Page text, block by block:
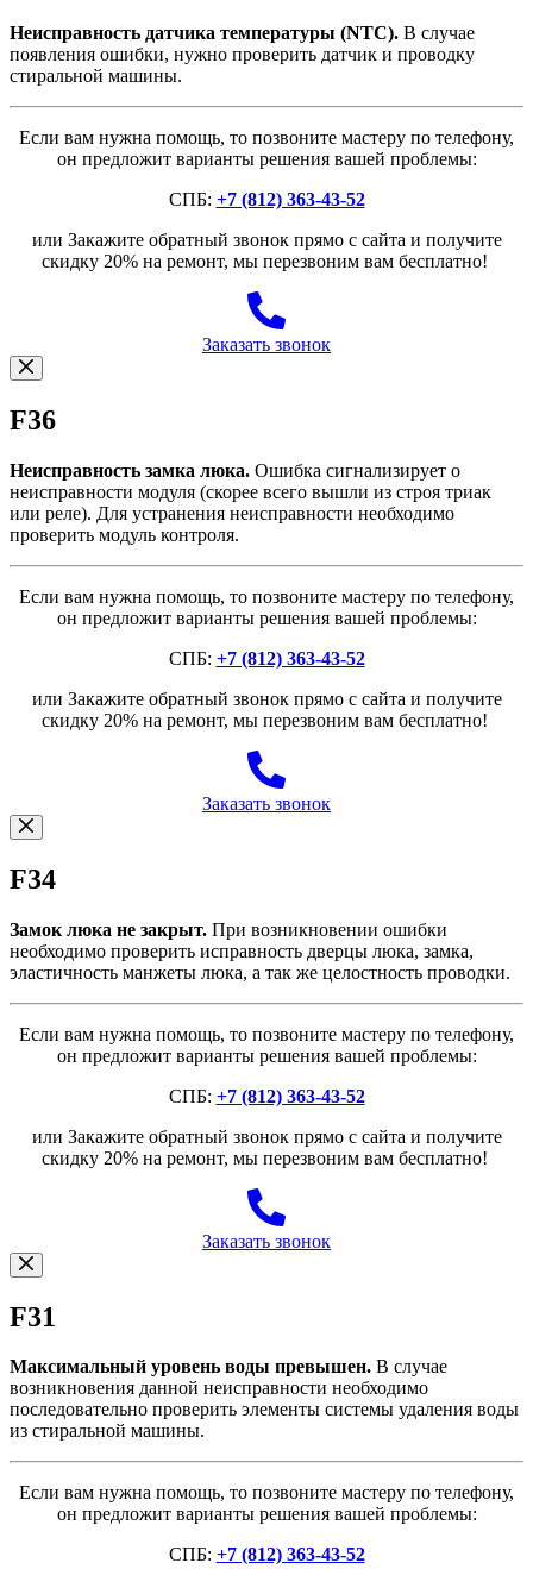
Неисправность датчика температуры (NTC). В случае
появления ошибки, нужно проверить датчик и проводку
стиральной машины.
Если вам нужна помощь, то позвоните мастеру по телефону,
он предложит варианты решения вашей проблемы:
СПБ: +7 (812) 363-43-52
или Закажите обратный звонок прямо с сайта и получите
скидку 20% на ремонт, мы перезвоним вам бесплатно!
Заказать звонок
F36
Неисправность замка люка. Ошибка сигнализирует о
неисправности модуля (скорее всего вышли из строя триак
или реле). Для устранения неисправности необходимо
проверить модуль контроля.
Если вам нужна помощь, то позвоните мастеру по телефону,
он предложит варианты решения вашей проблемы:
СПБ: +7 (812) 363-43-52
или Закажите обратный звонок прямо с сайта и получите
скидку 20% на ремонт, мы перезвоним вам бесплатно!
Заказать звонок
F34
Замок люка не закрыт. При возникновении ошибки
необходимо проверить исправность дверцы люка, замка,
эластичность манжеты люка, а так же целостность проводки.
Если вам нужна помощь, то позвоните мастеру по телефону,
он предложит варианты решения вашей проблемы:
СПБ: +7 (812) 363-43-52
или Закажите обратный звонок прямо с сайта и получите
скидку 20% на ремонт, мы перезвоним вам бесплатно!
Заказать звонок
F31
Максимальный уровень воды превышен. В случае
возникновения данной неисправности необходимо
последовательно проверить элементы системы удаления воды
из стиральной машины.
Если вам нужна помощь, то позвоните мастеру по телефону,
он предложит варианты решения вашей проблемы:
СПБ: +7 (812) 363-43-52